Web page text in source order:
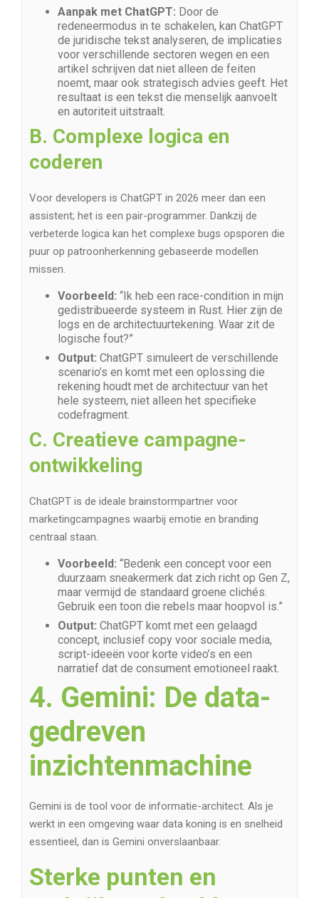
Aanpak met ChatGPT: Door de
redeneermodus in te schakelen, kan ChatGPT
de juridische tekst analyseren, de implicaties
voor verschillende sectoren wegen en een
artikel schrijven dat niet alleen de feiten
noemt, maar ook strategisch advies geeft. Het
resultaat is een tekst die menselijk aanvoelt
en autoriteit uitstraalt.
B. Complexe logica en
coderen
Voor developers is ChatGPT in 2026 meer dan een
assistent; het is een pair-programmer. Dankzij de
verbeterde logica kan het complexe bugs opsporen die
puur op patroonherkenning gebaseerde modellen
missen.
Voorbeeld: “Ik heb een race-condition in mijn
gedistribueerde systeem in Rust. Hier zijn de
logs en de architectuurtekening. Waar zit de
logische fout?”
Output: ChatGPT simuleert de verschillende
scenario’s en komt met een oplossing die
rekening houdt met de architectuur van het
hele systeem, niet alleen het specifieke
codefragment.
C. Creatieve campagne-
ontwikkeling
ChatGPT is de ideale brainstormpartner voor
marketingcampagnes waarbij emotie en branding
centraal staan.
Voorbeeld: “Bedenk een concept voor een
duurzaam sneakermerk dat zich richt op Gen Z,
maar vermijd de standaard groene clichés.
Gebruik een toon die rebels maar hoopvol is.”
Output: ChatGPT komt met een gelaagd
concept, inclusief copy voor sociale media,
script-ideeën voor korte video’s en een
narratief dat de consument emotioneel raakt.
4. Gemini: De data-
gedreven
inzichtenmachine
Gemini is de tool voor de informatie-architect. Als je
werkt in een omgeving waar data koning is en snelheid
essentieel, dan is Gemini onverslaanbaar.
Sterke punten en